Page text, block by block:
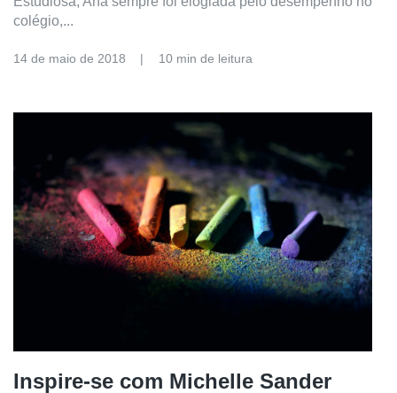
colégio,...
14 de maio de 2018 10 min de leitura
Inspire-se com Michelle Sander